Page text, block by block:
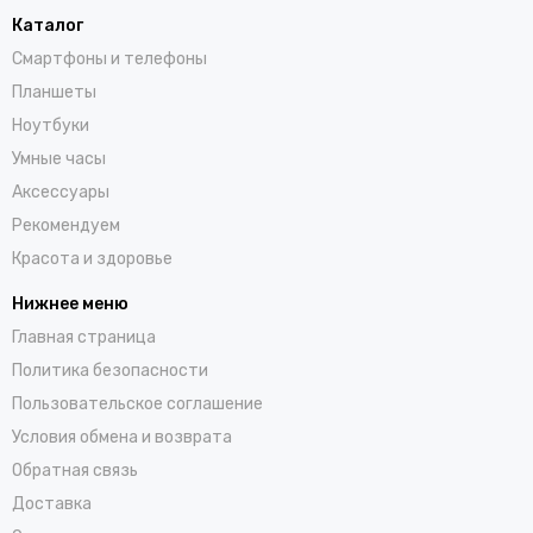
Каталог
Смартфоны и телефоны
Планшеты
Ноутбуки
Умные часы
Аксессуары
Рекомендуем
Красота и здоровье
Нижнее меню
Главная страница
Политика безопасности
Пользовательское соглашение
Условия обмена и возврата
Обратная связь
Доставка